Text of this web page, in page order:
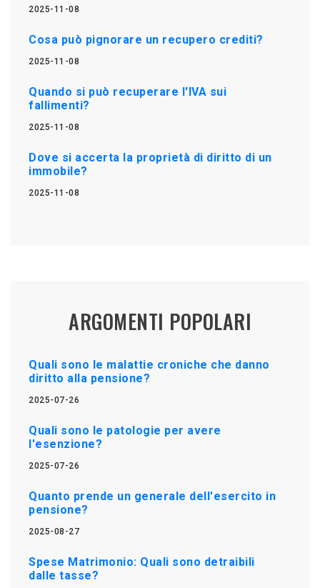
2025-11-08
Cosa può pignorare un recupero crediti?
2025-11-08
Quando si può recuperare l'IVA sui
fallimenti?
2025-11-08
Dove si accerta la proprietà di diritto di un
immobile?
2025-11-08
ARGOMENTI POPOLARI
Quali sono le malattie croniche che danno
diritto alla pensione?
2025-07-26
Quali sono le patologie per avere
l'esenzione?
2025-07-26
Quanto prende un generale dell'esercito in
pensione?
2025-08-27
Spese Matrimonio: Quali sono detraibili
dalle tasse?